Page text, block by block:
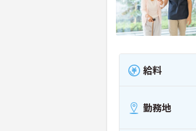
給料
勤務地